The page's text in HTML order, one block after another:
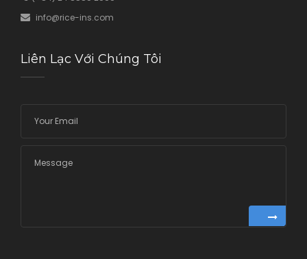
info@rice-ins.com
Liên Lạc Với Chúng Tôi